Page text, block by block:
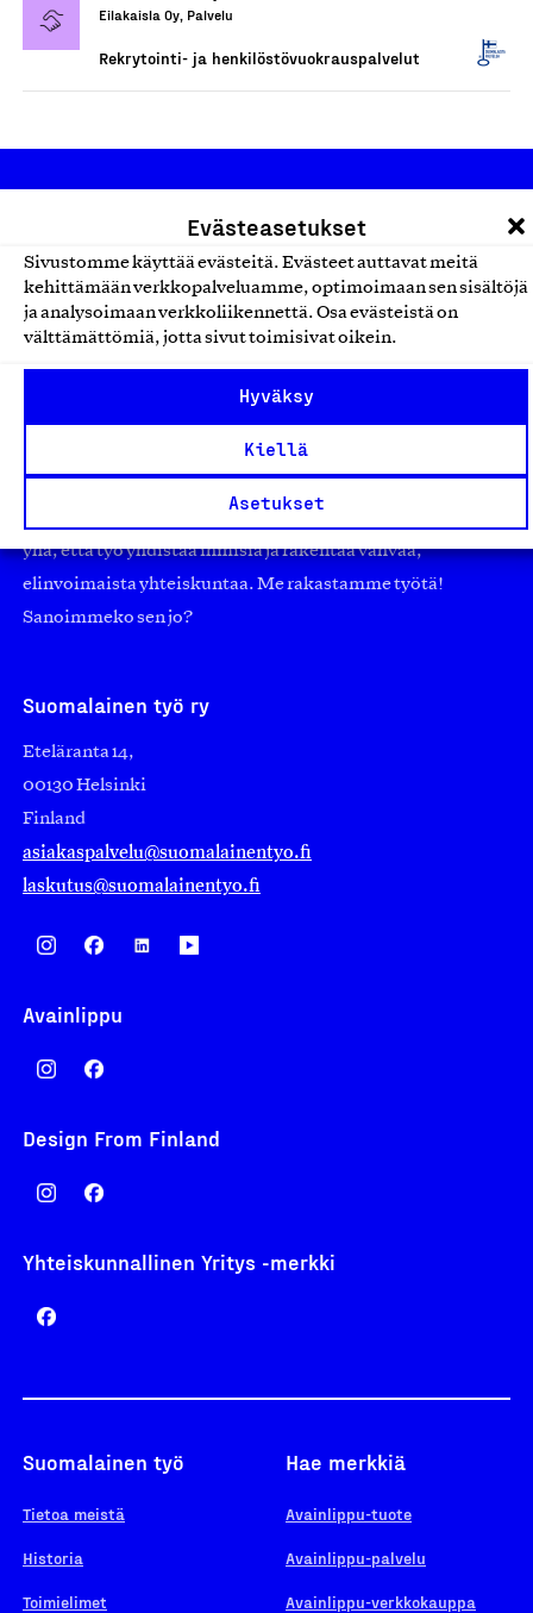
Evästeasetukset
Sivustomme käyttää evästeitä. Evästeet auttavat meitä
kehittämään verkkopalveluamme, optimoimaan sen sisältöjä
ja analysoimaan verkkoliikennettä. Osa evästeistä on
välttämättömiä, jotta sivut toimisivat oikein.
Hyväksy
Kiellä
Asetukset
Eilakaisla Oy, Palvelu
Rekrytointi- ja henkilöstövuokrauspalvelut
Olemme jäsentemme omistama puolueeton,
työmarkkinajärjestöistä riippumaton yhdistys.
suuryrityksiin. Meidät on perustettu yli 100 vuotta sitten
yhä, että työ yhdistää ihmisiä ja rakentaa vahvaa,
elinvoimaista yhteiskuntaa. Me rakastamme työtä!
Sanoimmeko sen jo?
Suomalainen työ ry
Eteläranta 14,
00130 Helsinki
Finland
asiakaspalvelu@suomalainentyo.fi
laskutus@suomalainentyo.fi
Avainlippu
Design From Finland
Yhteiskunnallinen Yritys -merkki
Suomalainen työ
Tietoa meistä
Historia
Toimielimet
Hae merkkiä
Avainlippu-tuote
Avainlippu-palvelu
Avainlippu-verkkokauppa